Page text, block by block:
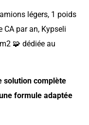
légers, 1 poids
CA par an, Kypseli
🧩 dédiée au
solution complète
formule adaptée